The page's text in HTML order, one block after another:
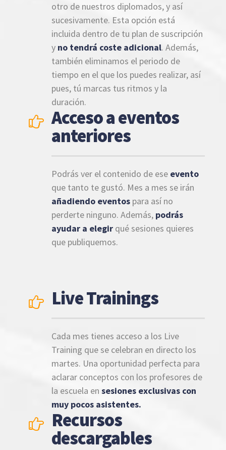
otro de nuestros diplomados, y así
sucesivamente. Esta opción está
incluida dentro de tu plan de suscripción
y no tendrá coste adicional. Además,
también eliminamos el periodo de
tiempo en el que los puedes realizar, así
pues, tú marcas tus ritmos y la
duración.
Acceso a eventos
anteriores
Podrás ver el contenido de ese evento
que tanto te gustó. Mes a mes se irán
añadiendo eventos para así no
perderte ninguno. Además, podrás
ayudar a elegir qué sesiones quieres
que publiquemos.
Live Trainings
Cada mes tienes acceso a los Live
Training que se celebran en directo los
martes. Una oportunidad perfecta para
aclarar conceptos con los profesores de
la escuela ensesiones exclusivas con
muy pocos asistentes.
Recursos
descargables